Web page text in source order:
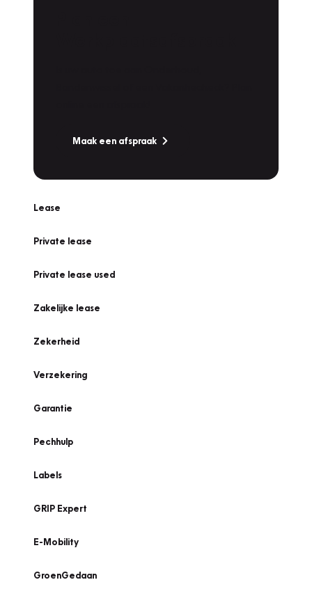
Maak een afspraak
Lease
Private lease
Private lease used
Zakelijke lease
Zekerheid
Verzekering
Garantie
Pechhulp
Labels
GRIP Expert
E-Mobility
GroenGedaan